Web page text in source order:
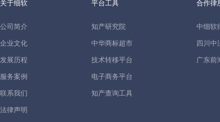
关于细软
公司简介
企业文化
发展历程
服务案例
联系我们
法律声明
平台工具
知产研究院
中华商标超市
技术转移平台
电子商务平台
知产查询工具
合作律
中细软
四川中
广东前